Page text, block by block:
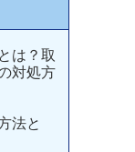
は？取
対処方
法と